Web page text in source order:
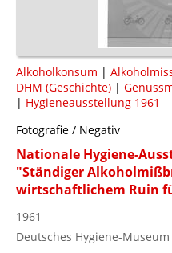
Alkoholkonsum |
DHM (Geschichte) |
| Hygieneausstellung 1961
Fotografie / Negativ
Nationale Hygiene-
"Ständiger
wirtschaftlichem Ruin
1961
Deutsches Hygiene-Museum